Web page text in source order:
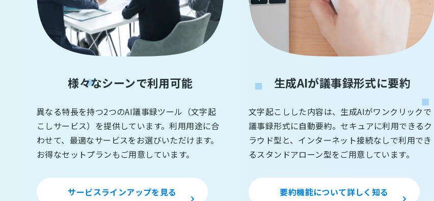
様々なシーンで利用可能
異なる特長を持つ2つのAI議事録ツール（文字起
こしサービス）を提供しています。利用用途に合
わせて、最適なサービスをお選びいただけます。
お得なセットプランもご用意しています。
サービスラインアップを見る
生成AIが議事録形式に要約
文字起こしした内容は、生成AIがワンクリックで
議事録形式に自動要約。セキュアに利用できるク
ラウド型と、インターネット接続なしで利用でき
るスタンドアローン型をご用意しています。
要約機能について詳しく知る